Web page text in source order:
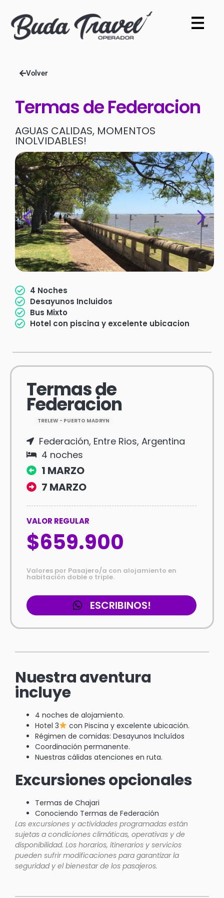
Volver
Termas de Federacion
AGUAS CALIDAS, MOMENTOS
INOLVIDABLES!
4 Noches
Desayunos Incluidos
Bus Mixto
Hotel con piscina y excelente ubicacion
Termas de
Federacion
TRELEW - PUERTO MADRYN
Federación, Entre Rios, Argentina
4 noches
1 MARZO
7 MARZO
VALOR REGULAR
$659.900
Valores por Pasajero/a con alojamiento en
habitación doble o triple.
ESCRIBINOS!
Nuestra aventura
incluye
4 noches de alojamiento.
Hotel 3
con Piscina y excelente ubicación.
Régimen de comidas: Desayunos Incluídos
Coordinación permanente.
Nuestras cálidas atenciones en ruta.
Excursiones opcionales
Termas de Chajari
Conociendo Termas de Federación
Las excursiones y actividades programadas están
sujetas a condiciones climáticas, operativas y de
disponibilidad. Los horarios, itinerarios y servicios
pueden sufrir modificaciones para garantizar la
seguridad y el bienestar de los pasajeros.